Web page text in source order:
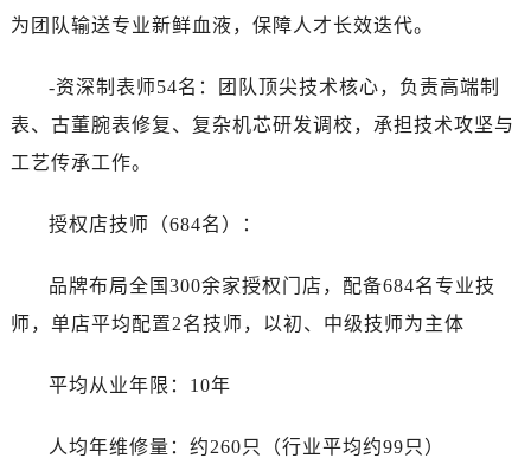
为团队输送专业新鲜血液，保障人才长效迭代。
-资深制表师54名：团队顶尖技术核心，负责高端制
表、古董腕表修复、复杂机芯研发调校，承担技术攻坚与
工艺传承工作。
授权店技师（684名）：
品牌布局全国300余家授权门店，配备684名专业技
师，单店平均配置2名技师，以初、中级技师为主体
平均从业年限：10年
人均年维修量：约260只（行业平均约99只）